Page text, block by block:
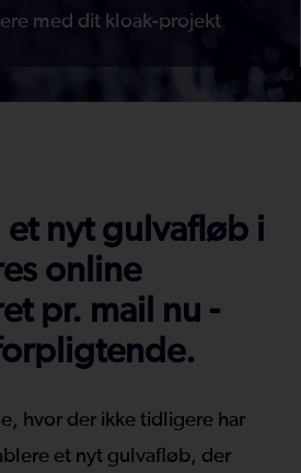
med dit kloak-projekt
nyt gulvafløb i
online
pr. mail nu -
hvor der ikke tidligere har
et nyt gulvafløb, der